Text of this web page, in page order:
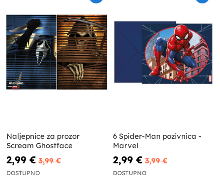
Naljepnice za prozor
Scream Ghostface
2,99 € 3,99 €
DOSTUPNO
6 Spider-Man pozivnica -
Marvel
2,99 € 3,99 €
DOSTUPNO